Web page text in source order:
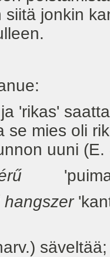
jonkin
se mies oli
uuni (E.
hangszer
säveltää;